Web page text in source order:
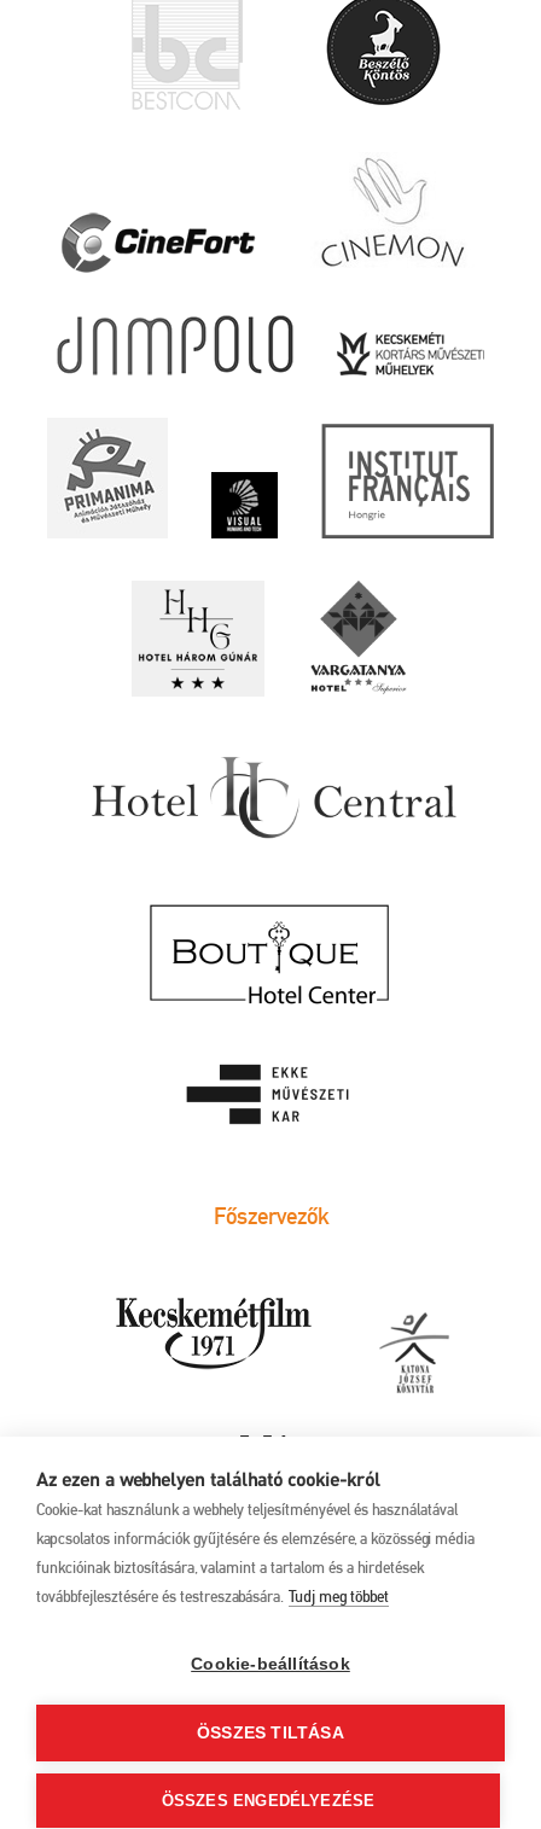
Az ezen a webhelyen található cookie-król
Cookie-kat használunk a webhely teljesítményével és használatával
kapcsolatos információk gyűjtésére és elemzésére, a közösségi média
funkcióinak biztosítására, valamint a tartalom és a hirdetések
továbbfejlesztésére és testreszabására. Tudj meg többet
Cookie-beállítások
ÖSSZES TILTÁSA
ÖSSZES ENGEDÉLYEZÉSE
Főszervezők
17. Kecskeméti
június 1.
Ferenc u. 21.
+36 76 481 788
Adatkezelési tájékoztató